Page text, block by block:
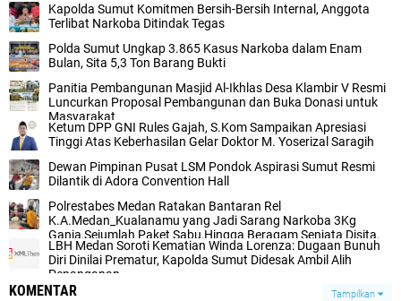
Kapolda Sumut Komitmen Bersih-Bersih Internal, Anggota
Terlibat Narkoba Ditindak Tegas
Polda Sumut Ungkap 3.865 Kasus Narkoba dalam Enam
Bulan, Sita 5,3 Ton Barang Bukti
Panitia Pembangunan Masjid Al-Ikhlas Desa Klambir V Resmi
Luncurkan Proposal Pembangunan dan Buka Donasi untuk
Masyarakat
Ketum DPP GNI Rules Gajah, S.Kom Sampaikan Apresiasi
Tinggi Atas Keberhasilan Gelar Doktor M. Yoserizal Saragih
Dewan Pimpinan Pusat LSM Pondok Aspirasi Sumut Resmi
Dilantik di Adora Convention Hall
Polrestabes Medan Ratakan Bantaran Rel
K.A.Medan_Kualanamu yang Jadi Sarang Narkoba 3Kg
Ganja,Sejumlah Paket Sabu,Hingga Beragam Senjata Disita.
LBH Medan Soroti Kematian Winda Lorenza: Dugaan Bunuh
Diri Dinilai Prematur, Kapolda Sumut Didesak Ambil Alih
Penanganan
KOMENTAR Tampilkan